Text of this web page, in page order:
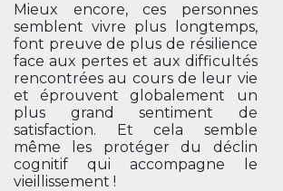
Mieux encore, ces personnes
semblent vivre plus longtemps,
font preuve de plus de résilience
face aux pertes et aux difficultés
rencontrées au cours de leur vie
et éprouvent globalement un
plus grand sentiment de
satisfaction. Et cela semble
même les protéger du déclin
cognitif qui accompagne le
vieillissement !